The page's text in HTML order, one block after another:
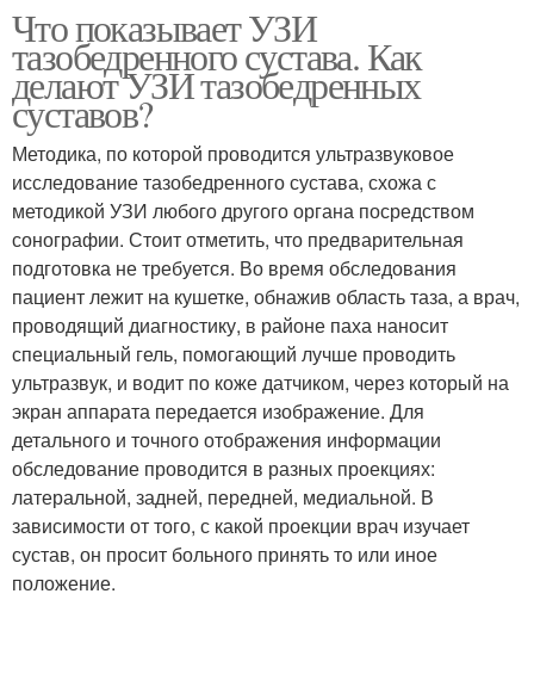
доступ
Что показывает УЗИ
тазобедренного сустава. Как
делают УЗИ тазобедренных
суставов?
Методика, по которой проводится ультразвуковое
исследование тазобедренного сустава, схожа с
методикой УЗИ любого другого органа посредством
сонографии. Стоит отметить, что предварительная
подготовка не требуется. Во время обследования
пациент лежит на кушетке, обнажив область таза, а врач,
проводящий диагностику, в районе паха наносит
специальный гель, помогающий лучше проводить
ультразвук, и водит по коже датчиком, через который на
экран аппарата передается изображение. Для
детального и точного отображения информации
обследование проводится в разных проекциях:
латеральной, задней, передней, медиальной. В
зависимости от того, с какой проекции врач изучает
сустав, он просит больного принять то или иное
положение.